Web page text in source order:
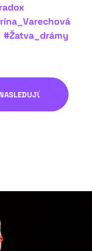
#Žatva_drámy
→